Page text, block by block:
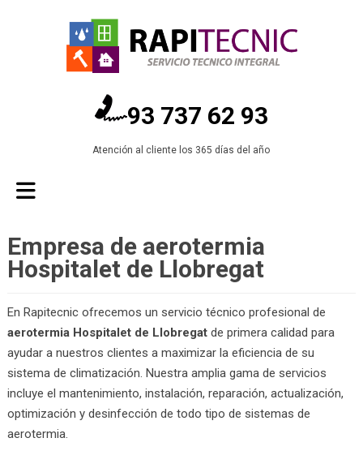
93 737 62 93
Atención al cliente los 365 días del año
Empresa de aerotermia
Hospitalet de Llobregat
En Rapitecnic ofrecemos un servicio técnico profesional de
aerotermia Hospitalet de Llobregatde primera calidad para
ayudar a nuestros clientes a maximizar la eficiencia de su
sistema de climatización. Nuestra amplia gama de servicios
incluye el mantenimiento, instalación, reparación, actualización,
optimización y desinfección de todo tipo de sistemas de
aerotermia.